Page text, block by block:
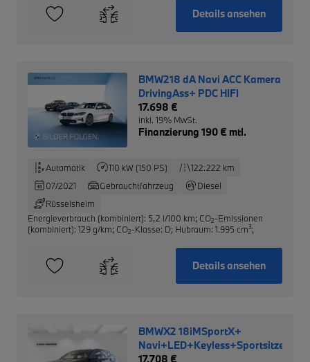
Details ansehen
BMW218 dA Navi ACC Kamera
DrivingAss+ PDC HIFI
17.698 €
inkl. 19% MwSt.
Finanzierung 190 € mtl.
Automatik 110 kW (150 PS)
122.222 km
07/2021
Gebrauchtfahrzeug
Diesel
Rüsselsheim
Energieverbrauch (kombiniert): 5,2 l/100 km; CO2-Emissionen
(kombiniert): 129 g/km; CO2-Klasse: D; Hubraum: 1.995 cm3;
Details ansehen
BMWX2 18iMSportX+
17.708 €